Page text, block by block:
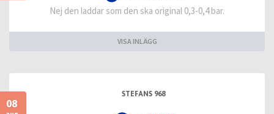
Nej den laddar som den ska original 0,3-0,4 bar.
VISA INLÄGG
08
STEFANS 968